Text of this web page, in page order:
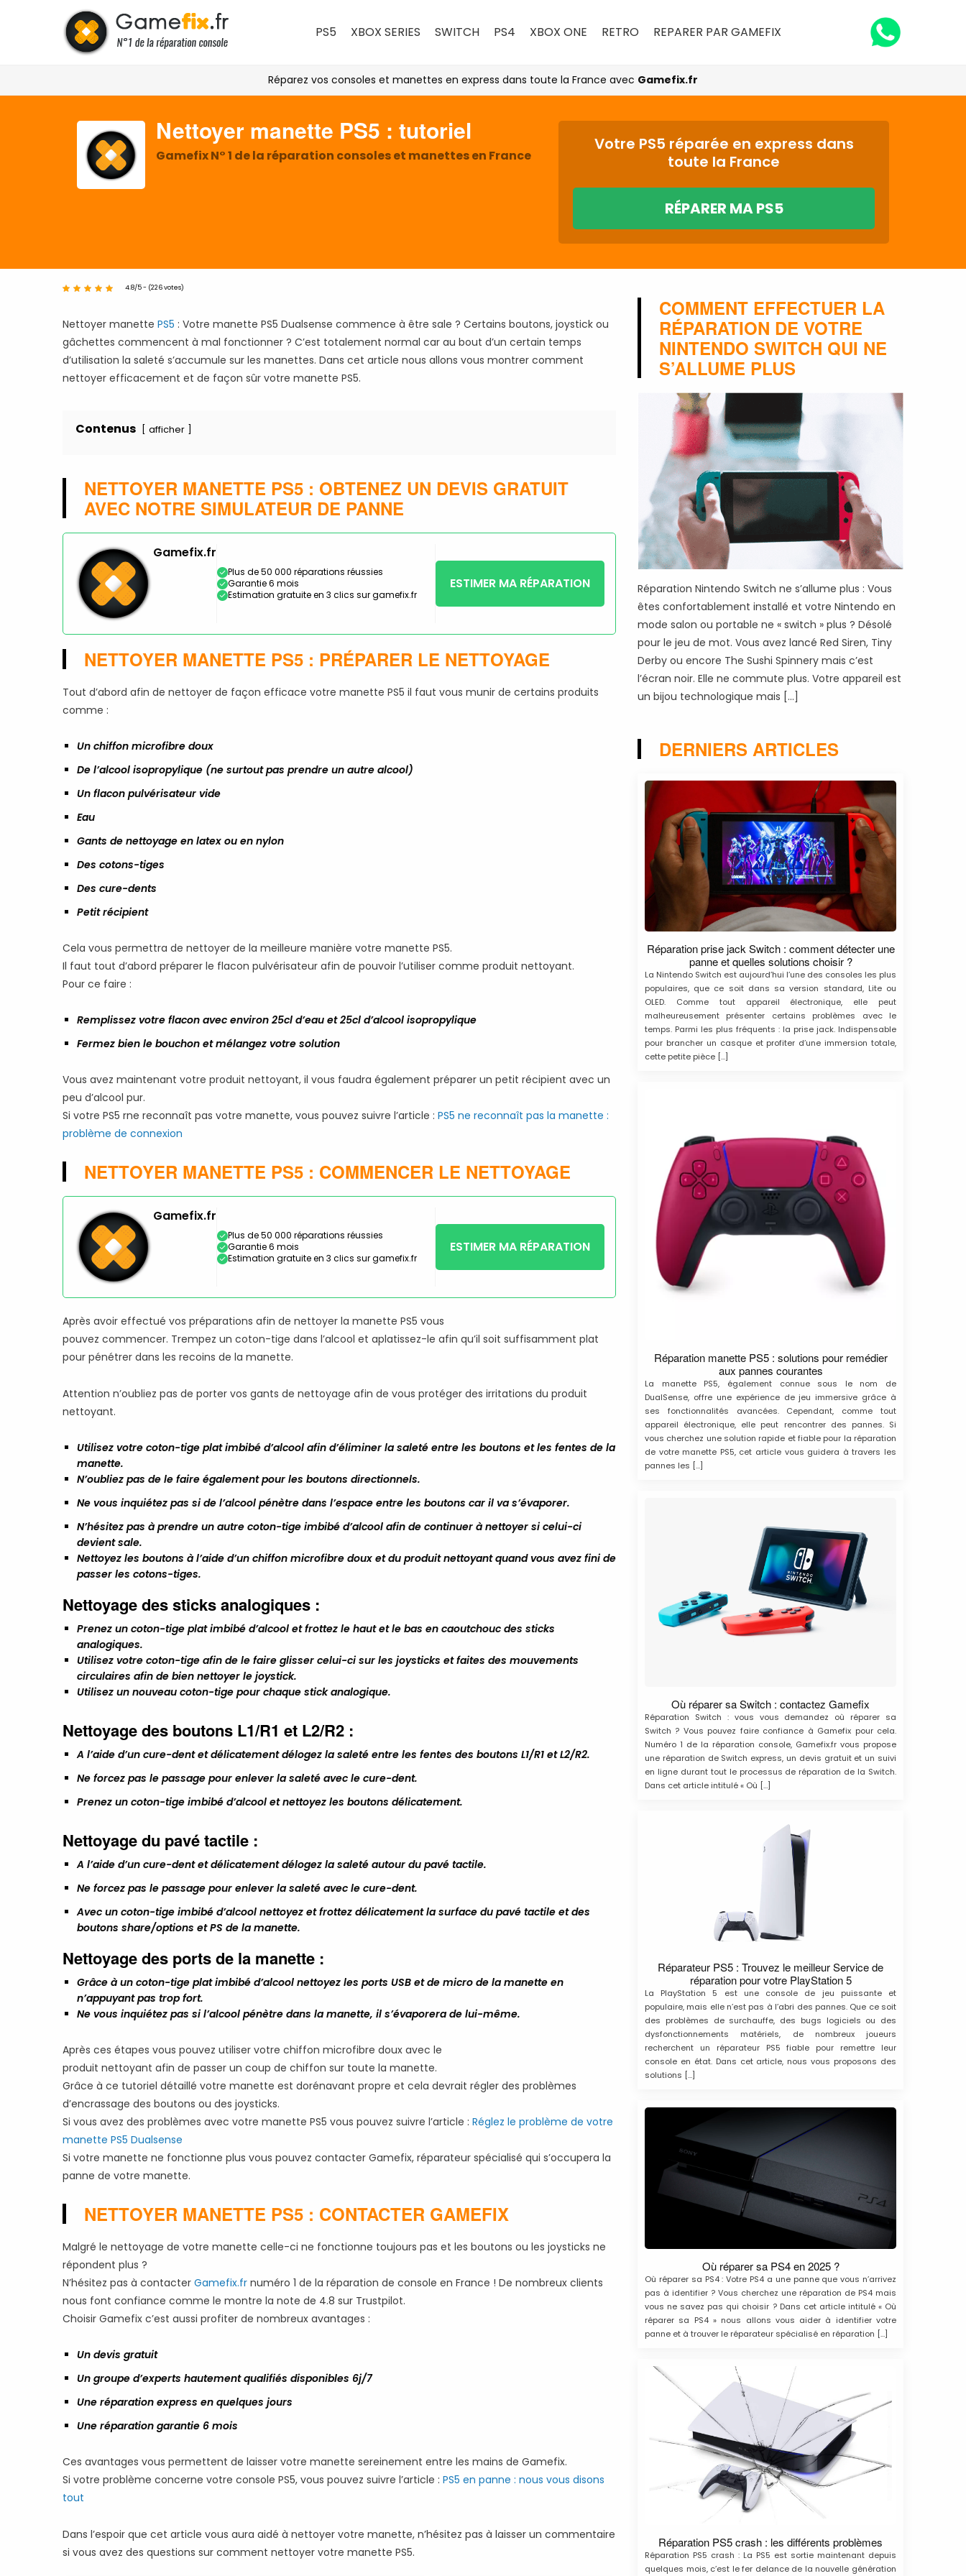
PS5 XBOX SERIES SWITCH PS4 XBOX ONE RETRO REPARER PAR GAMEFIX
Réparez vos consoles et manettes en express dans toute la France avec Gamefix.fr
Nettoyer manette PS5 : tutoriel
Gamefix N° 1 de la réparation consoles et manettes en France
Votre PS5 réparée en express dans
toute la France
RÉPARER MA PS5
4.8/5 - (226 votes)
Nettoyer manette PS5 : Votre manette PS5 Dualsense commence à être sale ? Certains boutons, joystick ou
gâchettes commencent à mal fonctionner ? C’est totalement normal car au bout d’un certain temps
d’utilisation la saleté s’accumule sur les manettes. Dans cet article nous allons vous montrer comment
nettoyer efficacement et de façon sûr votre manette PS5.
Contenus afficher
NETTOYER MANETTE PS5 : OBTENEZ UN DEVIS GRATUIT
AVEC NOTRE SIMULATEUR DE PANNE
Gamefix.fr
Plus de 50 000 réparations réussies
Garantie 6 mois
Estimation gratuite en 3 clics sur gamefix.fr
ESTIMER MA RÉPARATION
NETTOYER MANETTE PS5 : PRÉPARER LE NETTOYAGE
Tout d’abord afin de nettoyer de façon efficace votre manette PS5 il faut vous munir de certains produits
comme :
Un chiffon microfibre doux
De l’alcool isopropylique (ne surtout pas prendre un autre alcool)
Un flacon pulvérisateur vide
Eau
Gants de nettoyage en latex ou en nylon
Des cotons-tiges
Des cure-dents
Petit récipient
Cela vous permettra de nettoyer de la meilleure manière votre manette PS5.
Il faut tout d’abord préparer le flacon pulvérisateur afin de pouvoir l’utiliser comme produit nettoyant.
Pour ce faire :
Remplissez votre flacon avec environ 25cl d’eau et 25cl d’alcool isopropylique
Fermez bien le bouchon et mélangez votre solution
Vous avez maintenant votre produit nettoyant, il vous faudra également préparer un petit récipient avec un
peu d’alcool pur.
Si votre PS5 rne reconnaît pas votre manette, vous pouvez suivre l’article : PS5 ne reconnaît pas la manette :
problème de connexion
NETTOYER MANETTE PS5 : COMMENCER LE NETTOYAGE
Gamefix.fr
Plus de 50 000 réparations réussies
Garantie 6 mois
Estimation gratuite en 3 clics sur gamefix.fr
ESTIMER MA RÉPARATION
Après avoir effectué vos préparations afin de nettoyer la manette PS5 vous
pouvez commencer. Trempez un coton-tige dans l’alcool et aplatissez-le afin qu’il soit suffisamment plat
pour pénétrer dans les recoins de la manette.
Attention n’oubliez pas de porter vos gants de nettoyage afin de vous protéger des irritations du produit
nettoyant.
Utilisez votre coton-tige plat imbibé d’alcool afin d’éliminer la saleté entre les boutons et les fentes de la
manette.
N’oubliez pas de le faire également pour les boutons directionnels.
Ne vous inquiétez pas si de l’alcool pénètre dans l’espace entre les boutons car il va s’évaporer.
N’hésitez pas à prendre un autre coton-tige imbibé d’alcool afin de continuer à nettoyer si celui-ci
devient sale.
Nettoyez les boutons à l’aide d’un chiffon microfibre doux et du produit nettoyant quand vous avez fini de
passer les cotons-tiges.
Nettoyage des sticks analogiques :
Prenez un coton-tige plat imbibé d’alcool et frottez le haut et le bas en caoutchouc des sticks
analogiques.
Utilisez votre coton-tige afin de le faire glisser celui-ci sur les joysticks et faites des mouvements
circulaires afin de bien nettoyer le joystick.
Utilisez un nouveau coton-tige pour chaque stick analogique.
Nettoyage des boutons L1/R1 et L2/R2 :
A l’aide d’un cure-dent et délicatement délogez la saleté entre les fentes des boutons L1/R1 et L2/R2.
Ne forcez pas le passage pour enlever la saleté avec le cure-dent.
Prenez un coton-tige imbibé d’alcool et nettoyez les boutons délicatement.
Nettoyage du pavé tactile :
A l’aide d’un cure-dent et délicatement délogez la saleté autour du pavé tactile.
Ne forcez pas le passage pour enlever la saleté avec le cure-dent.
Avec un coton-tige imbibé d’alcool nettoyez et frottez délicatement la surface du pavé tactile et des
boutons share/options et PS de la manette.
Nettoyage des ports de la manette :
Grâce à un coton-tige plat imbibé d’alcool nettoyez les ports USB et de micro de la manette en
n’appuyant pas trop fort.
Ne vous inquiétez pas si l’alcool pénètre dans la manette, il s’évaporera de lui-même.
Après ces étapes vous pouvez utiliser votre chiffon microfibre doux avec le
produit nettoyant afin de passer un coup de chiffon sur toute la manette.
Grâce à ce tutoriel détaillé votre manette est dorénavant propre et cela devrait régler des problèmes
d’encrassage des boutons ou des joysticks.
Si vous avez des problèmes avec votre manette PS5 vous pouvez suivre l’article : Réglez le problème de votre
manette PS5 Dualsense
Si votre manette ne fonctionne plus vous pouvez contacter Gamefix, réparateur spécialisé qui s’occupera la
panne de votre manette.
NETTOYER MANETTE PS5 : CONTACTER GAMEFIX
Malgré le nettoyage de votre manette celle-ci ne fonctionne toujours pas et les boutons ou les joysticks ne
répondent plus ?
N’hésitez pas à contacter Gamefix.fr numéro 1 de la réparation de console en France ! De nombreux clients
nous font confiance comme le montre la note de 4.8 sur Trustpilot.
Choisir Gamefix c’est aussi profiter de nombreux avantages :
Un devis gratuit
Un groupe d’experts hautement qualifiés disponibles 6j/7
Une réparation express en quelques jours
Une réparation garantie 6 mois
Ces avantages vous permettent de laisser votre manette sereinement entre les mains de Gamefix.
Si votre problème concerne votre console PS5, vous pouvez suivre l’article : PS5 en panne : nous vous disons
tout
Dans l’espoir que cet article vous aura aidé à nettoyer votre manette, n’hésitez pas à laisser un commentaire
si vous avez des questions sur comment nettoyer votre manette PS5.
COMMENT EFFECTUER LA
RÉPARATION DE VOTRE
NINTENDO SWITCH QUI NE
S’ALLUME PLUS
Réparation Nintendo Switch ne s’allume plus : Vous
êtes confortablement installé et votre Nintendo en
mode salon ou portable ne « switch » plus ? Désolé
pour le jeu de mot. Vous avez lancé Red Siren, Tiny
Derby ou encore The Sushi Spinnery mais c’est
l’écran noir. Elle ne commute plus. Votre appareil est
un bijou technologique mais […]
DERNIERS ARTICLES
Réparation prise jack Switch : comment détecter une
panne et quelles solutions choisir ?
La Nintendo Switch est aujourd’hui l’une des consoles les plus
populaires, que ce soit dans sa version standard, Lite ou
OLED. Comme tout appareil électronique, elle peut
malheureusement présenter certains problèmes avec le
temps. Parmi les plus fréquents : la prise jack. Indispensable
pour brancher un casque et profiter d’une immersion totale,
cette petite pièce […]
Réparation manette PS5 : solutions pour remédier
aux pannes courantes
La manette PS5, également connue sous le nom de
DualSense, offre une expérience de jeu immersive grâce à
ses fonctionnalités avancées. Cependant, comme tout
appareil électronique, elle peut rencontrer des pannes. Si
vous cherchez une solution rapide et fiable pour la réparation
de votre manette PS5, cet article vous guidera à travers les
pannes les […]
Où réparer sa Switch : contactez Gamefix
Réparation Switch : vous vous demandez où réparer sa
Switch ? Vous pouvez faire confiance à Gamefix pour cela.
Numéro 1 de la réparation console, Gamefix.fr vous propose
une réparation de Switch express, un devis gratuit et un suivi
en ligne durant tout le processus de réparation de la Switch.
Dans cet article intitulé « Où […]
Réparateur PS5 : Trouvez le meilleur Service de
réparation pour votre PlayStation 5
La PlayStation 5 est une console de jeu puissante et
populaire, mais elle n’est pas à l’abri des pannes. Que ce soit
des problèmes de surchauffe, des bugs logiciels ou des
dysfonctionnements matériels, de nombreux joueurs
recherchent un réparateur PS5 fiable pour remettre leur
console en état. Dans cet article, nous vous proposons des
solutions […]
Où réparer sa PS4 en 2025 ?
Où réparer sa PS4 : Votre PS4 a une panne que vous n’arrivez
pas à identifier ? Vous cherchez une réparation de PS4 mais
vous ne savez pas qui choisir ? Dans cet article intitulé « Où
réparer sa PS4 » nous allons vous aider à identifier votre
panne et à trouver le réparateur spécialisé en réparation […]
Réparation PS5 crash : les différents problèmes
Réparation PS5 crash : La PS5 est sortie maintenant depuis
quelques mois, c’est le fer delance de la nouvelle génération